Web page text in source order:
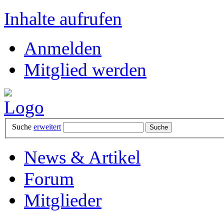
Inhalte aufrufen
Anmelden
Mitglied werden
Suche erweitert
News & Artikel
Forum
Mitglieder